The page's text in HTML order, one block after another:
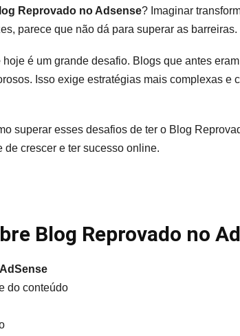
Que
Devo
Reprovado no Adsense? Imaginar
parece que não dá para superar as barreiras.
hoje é um grande desafio. Blogs que antes
Isso exige estratégias mais complexas e
superar esses desafios de ter o Blog
crescer e ter sucesso online.
Blog Reprovado no
do conteúdo